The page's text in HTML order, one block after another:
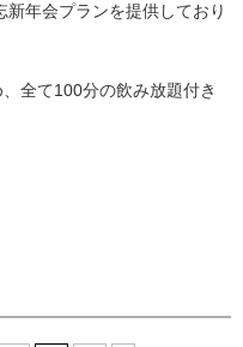
年会プランを提供しており
全て100分の飲み放題付き